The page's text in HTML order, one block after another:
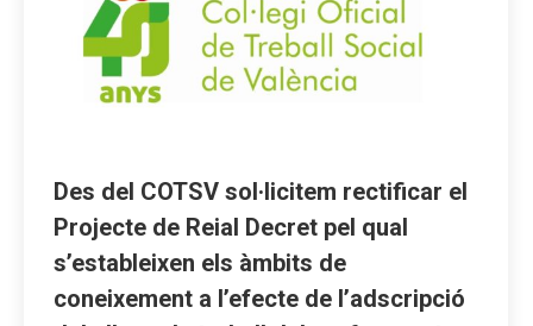
Des del COTSV sol·licitem rectificar el
Projecte de Reial Decret pel qual
s’estableixen els àmbits de
coneixement a l’efecte de l’adscripció